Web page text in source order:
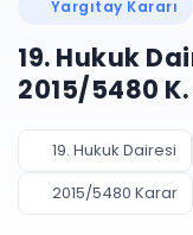
UETS
PLANLAMA &
Pano ve
Ücretsiz
Yargıtay Kararı
19. Hukuk
2015/5480
19. Hukuk Dairesi
2015/5480 Karar